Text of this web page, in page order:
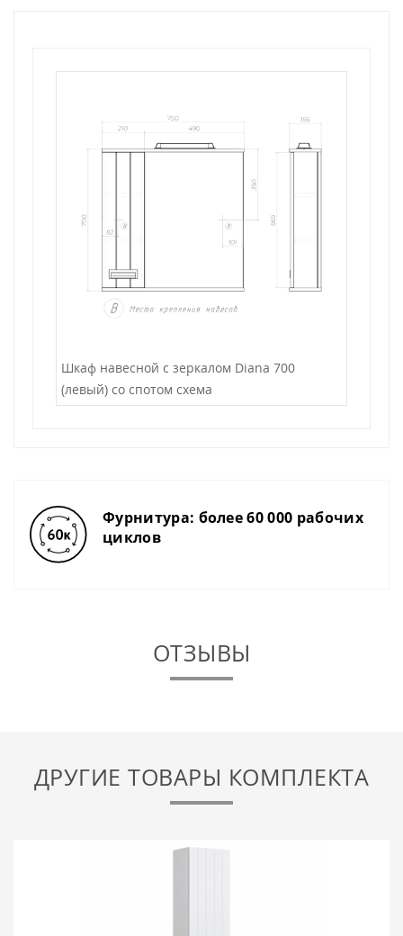
Шкаф навесной с зеркалом Diana 700
(левый) со спотом схема
Фурнитура: более 60 000 рабочих
циклов
ОТЗЫВЫ
ДРУГИЕ ТОВАРЫ КОМПЛЕКТА